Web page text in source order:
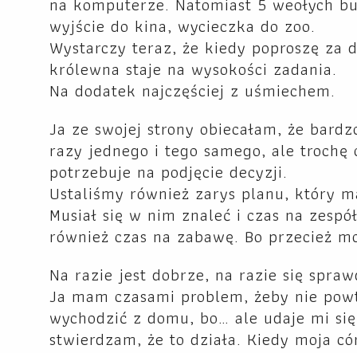
wyjście do kina, wycieczka do zoo.
Wystarczy teraz, że kiedy poproszę
królewna staje na wysokości zadania.
Na dodatek najczęściej z uśmiechem.
Ja ze swojej strony obiecałam, że
razy jednego i tego samego, ale
potrzebuje na podjęcie decyzji.
Ustaliśmy również zarys planu, który
Musiał się w nim znaleć i czas na
również czas na zabawę. Bo przecież
Na razie jest dobrze, na razie się
Ja mam czasami problem, żeby nie
wychodzić z domu, bo… ale udaje mi
stwierdzam, że to działa. Kiedy moja